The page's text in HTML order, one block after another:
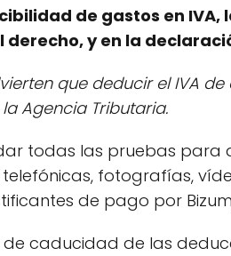
de gastos en
y en la
que deducir el IVA
Agencia Tributaria.
todas las pruebas para
fotografías,
de pago por
de caducidad de las